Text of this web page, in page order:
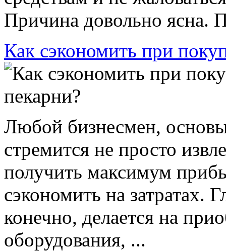
Причина довольно ясна.
Как сэкономить при
Любой бизнесмен,
стремится не просто
получить максимум
сэкономить на затратах.
конечно, делается на
оборудования, ...